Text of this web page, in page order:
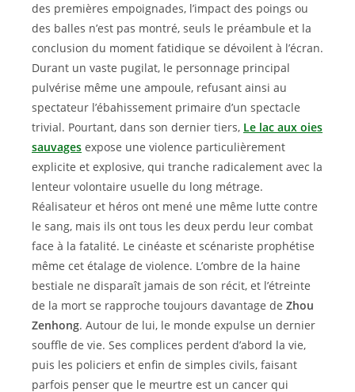
des premières empoignades, l’impact des poings ou
des balles n’est pas montré, seuls le préambule et la
conclusion du moment fatidique se dévoilent à l’écran.
Durant un vaste pugilat, le personnage principal
pulvérise même une ampoule, refusant ainsi au
spectateur l’ébahissement primaire d’un spectacle
trivial. Pourtant, dans son dernier tiers, Le lac aux oies
sauvages expose une violence particulièrement
explicite et explosive, qui tranche radicalement avec la
lenteur volontaire usuelle du long métrage.
Réalisateur et héros ont mené une même lutte contre
le sang, mais ils ont tous les deux perdu leur combat
face à la fatalité. Le cinéaste et scénariste prophétise
même cet étalage de violence. L’ombre de la haine
bestiale ne disparaît jamais de son récit, et l’étreinte
de la mort se rapproche toujours davantage de Zhou
Zenhong. Autour de lui, le monde expulse un dernier
souffle de vie. Ses complices perdent d’abord la vie,
puis les policiers et enfin de simples civils, faisant
parfois penser que le meurtre est un cancer qui